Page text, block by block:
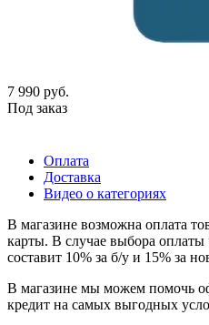
7 990 руб.
Под заказ
Оплата
Доставка
Видео о категориях
В магазине возможна оплата
карты. В случае выбора оплаты
составит 10% за б/у и 15% за
В магазине мы можем помочь
кредит на самых выгодных